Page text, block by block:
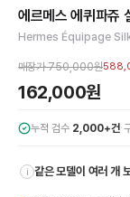
교환이나 반품이 가능한가
수령 후 7일 이내 신청하
쿠폰과 적립금을 함께 사용
네, 쿠폰과 적립금을 결제
가격:162,000원
에르메스의 독보적인 장
에르메스 에퀴파
에르메스 에퀴파쥬
Hermes Équipage
매장가750,000원
162,000원
누적 검수 2,000+건·
i 같은 모델이 여러 개